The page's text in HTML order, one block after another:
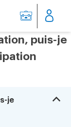
puis-je
B
je